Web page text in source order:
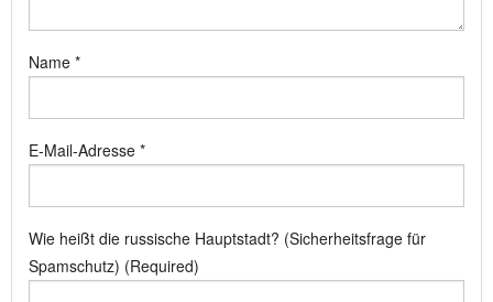
Name *
E-Mail-Adresse *
Wie heißt die russische Hauptstadt? (Sicherheitsfrage für
Spamschutz) (Required)